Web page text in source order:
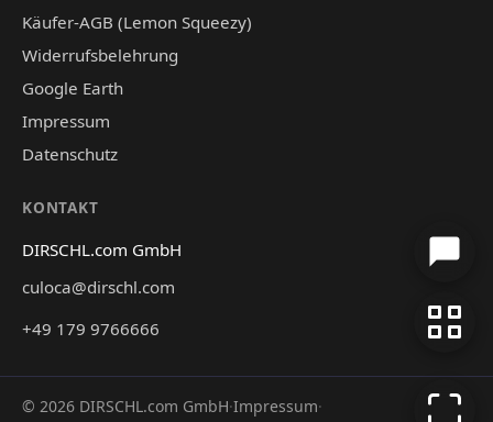
Käufer-AGB (Lemon Squeezy)
Widerrufsbelehrung
Google Earth
Impressum
Datenschutz
KONTAKT
DIRSCHL.com GmbH
culoca@dirschl.com
+49 179 9766666
© 2026 DIRSCHL.com GmbH·Impressum·